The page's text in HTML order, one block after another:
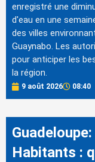
enregistré une
d'eau en une
des villes
Guaynabo. Les
pour anticiper les
la région.
9 août 2026 08:40
Habitants :